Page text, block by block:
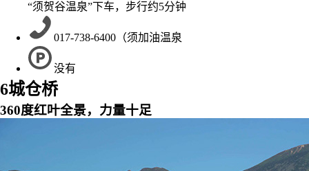
“须贺谷温泉”下车，步行约5分钟
017-738-6400（须加油温泉
没有
6城仓桥
360度红叶全景，力量十足